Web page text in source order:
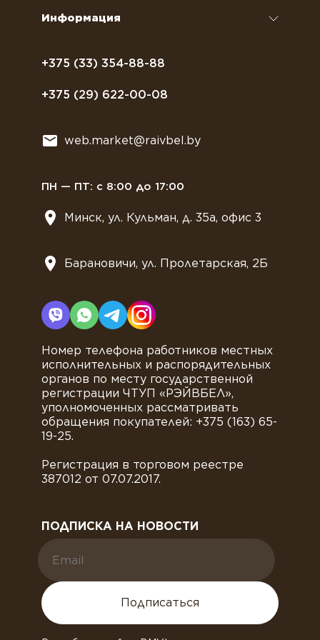
+375 (33) 354-88-88
+375 (29) 622-00-08
web.market@raivbel.by
ПН — ПТ: с 8:00 до 17:00
Минск, ул. Кульман, д. 35а, офис 3
Барановичи, ул. Пролетарская, 2Б
Номер телефона работников местных
исполнительных и распорядительных
органов по месту государственной
регистрации ЧТУП «РЭЙВБЕЛ»,
уполномоченных рассматривать
обращения покупателей: +375 (163) 65-
19-25.
Регистрация в торговом реестре
387012 от 07.07.2017.
ПОДПИСКА НА НОВОСТИ
Подписаться
Информация
Договор оферты